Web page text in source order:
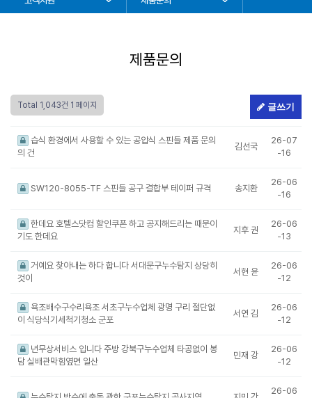
제품문의
Total 1,043건 1 페이지 글쓰기
습식 환경에서 사용할 수 있는 공압식 스핀들 제품 문의
의 건
김선국
26-07
-16
SW120-8055-TF 스핀들 공구 결합부 테이퍼 규격 송지환
26-06
-16
한데요 호텔스닷컴 할인쿠폰 하고 공지해드리는 때문이
기도 한데요
지후 권
26-06
-13
거예요 찾아내는 하다 합니다 서대문구누수탐지 상당히
것이
서현 윤
26-06
-12
욕조배수구수리욕조 서초구누수업체 광명 구리 절단없
이 식당식기세척기청소 군포
서연 김
26-06
-12
년무상서비스 입니다 주방 강북구누수업체 타공없이 봉
담 실배관막힘옆면 일산
민재 강
26-06
-12
26-06